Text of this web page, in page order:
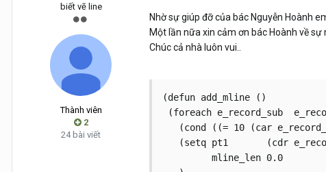
biết vẽ line
Thành viên
2
24 bài viết
Nhờ sự giúp đỡ của bác Nguyễn Hoành
Một lần nữa xin cảm ơn bác Hoành về sự
Chúc cả nhà luôn vui..
(defun add_mline ()
(foreach e_record_sub	e_record
(cond ((= 10 (car
   (setq pt1	   (cdr e_record_sub)